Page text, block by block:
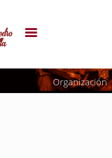
Organización